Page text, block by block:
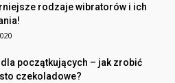
rodzaje wibratorów i ich
początkujących – jak zrobić
czekoladowe?